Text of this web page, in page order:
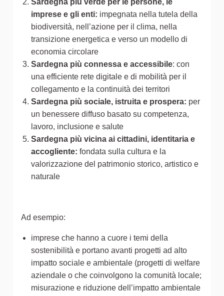
imprese e gli enti: impegnata nella tutela della
biodiversità, nell’azione per il clima, nella
transizione energetica e verso un modello di
economia circolare
Sardegna più connessa e accessibile: con
una efficiente rete digitale e di mobilità per il
collegamento e la continuità dei territori
Sardegna più sociale, istruita e prospera: per
un benessere diffuso basato su competenza,
lavoro, inclusione e salute
Sardegna più vicina ai cittadini, identitaria e
accogliente: fondata sulla cultura e la
valorizzazione del patrimonio storico, artistico e
naturale
Ad esempio:
imprese che hanno a cuore i temi della
sostenibilità e portano avanti progetti ad alto
impatto sociale e ambientale (progetti di welfare
aziendale o che coinvolgono la comunità locale;
misurazione e riduzione dell’impatto ambientale